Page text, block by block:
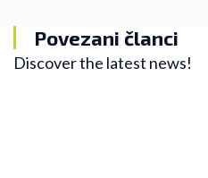
Povezani članci
Discover the latest news!